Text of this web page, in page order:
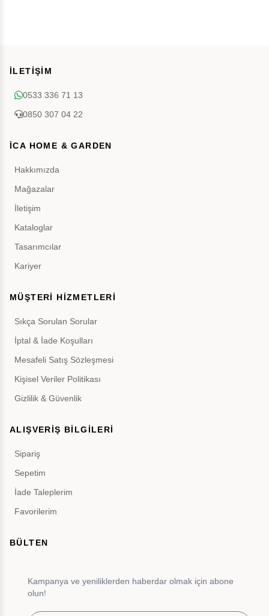
İLETİŞİM
0533 336 71 13
0850 307 04 22
İCA HOME & GARDEN
Hakkımızda
Mağazalar
İletişim
Kataloglar
Tasarımcılar
Kariyer
MÜŞTERİ HİZMETLERİ
Sıkça Sorulan Sorular
İptal & İade Koşulları
Mesafeli Satış Sözleşmesi
Kişisel Veriler Politikası
Gizlilik & Güvenlik
ALIŞVERİŞ BİLGİLERİ
Sipariş
Sepetim
İade Taleplerim
Favorilerim
BÜLTEN
Kampanya ve yeniliklerden haberdar olmak için abone
olun!